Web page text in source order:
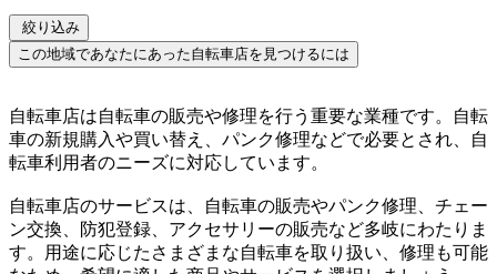
絞り込み
この地域であなたにあった自転車店を見つけるには
自転車店は自転車の販売や修理を行う重要な業種です。自転
車の新規購入や買い替え、パンク修理などで必要とされ、自
転車利用者のニーズに対応しています。
自転車店のサービスは、自転車の販売やパンク修理、チェー
ン交換、防犯登録、アクセサリーの販売など多岐にわたりま
す。用途に応じたさまざまな自転車を取り扱い、修理も可能